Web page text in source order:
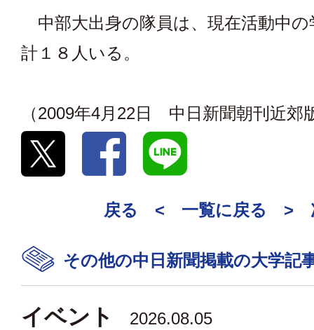
中部大出身の隊員は、現在活動中の
計１８人いる。
（2009年4月22日 中日新聞朝刊近郊
戻る < 一覧に戻る >
その他の中日新聞掲載の大学記
イベント
2026.08.05